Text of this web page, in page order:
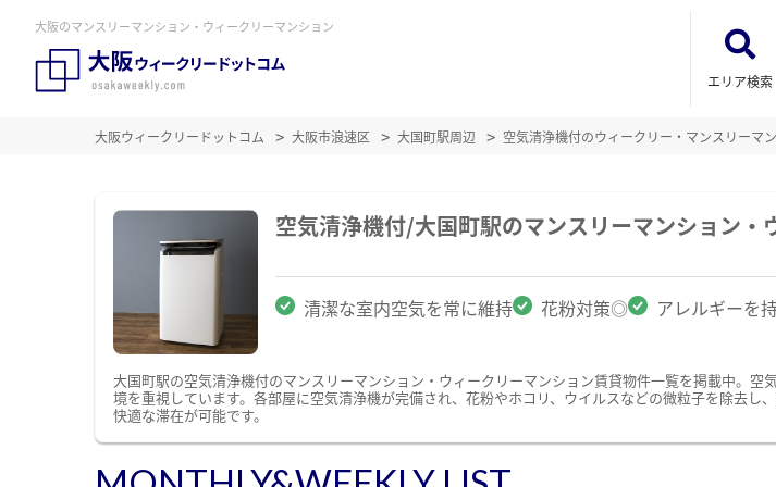
大阪のマンスリーマンション・ウィークリーマンション
エリア検索
大阪ウィークリードットコム 大阪市浪速区 大国町駅周辺 空気清浄機付のウィークリー・マンスリーマ
空気清浄機付/大国町駅のマンスリーマンション・
清潔な室内空気を常に維持 花粉対策◎ アレルギーを
大国町駅の空気清浄機付のマンスリーマンション・ウィークリーマンション賃貸物件一覧を掲載中。
境を重視しています。各部屋に空気清浄機が完備され、花粉やホコリ、ウイルスなどの微粒子を除去し
快適な滞在が可能です。